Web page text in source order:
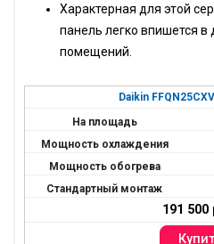
Характерная для этой
панель легко впишется в
помещений.
Daikin
191 500